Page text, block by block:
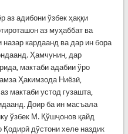
аз адибони ўзбек ҳаққи
аз муҳаббат ва
кардаанд ва дар ин бора
Ҳамчунин, дар
мактаби адабии ўро
Ҳакимзода Ниёзӣ,
мактаби устод гузашта,
Доир ба ин масъала
ўзбек М. Қўшҷонов қайд
дўстони хеле наздик